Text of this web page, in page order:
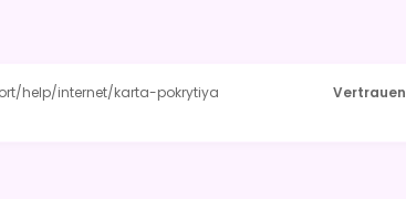
help/internet/karta-pokrytiya Vertrauen